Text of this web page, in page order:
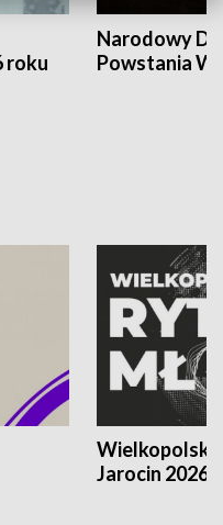
roku
Narodowy
Powstania
Jarocin 2026